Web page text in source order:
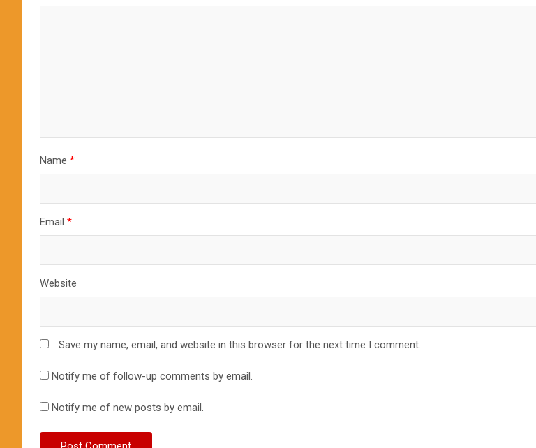
Name *
Email *
Website
Save my name, email, and website in this browser for the next time I comment.
Notify me of follow-up comments by email.
Notify me of new posts by email.